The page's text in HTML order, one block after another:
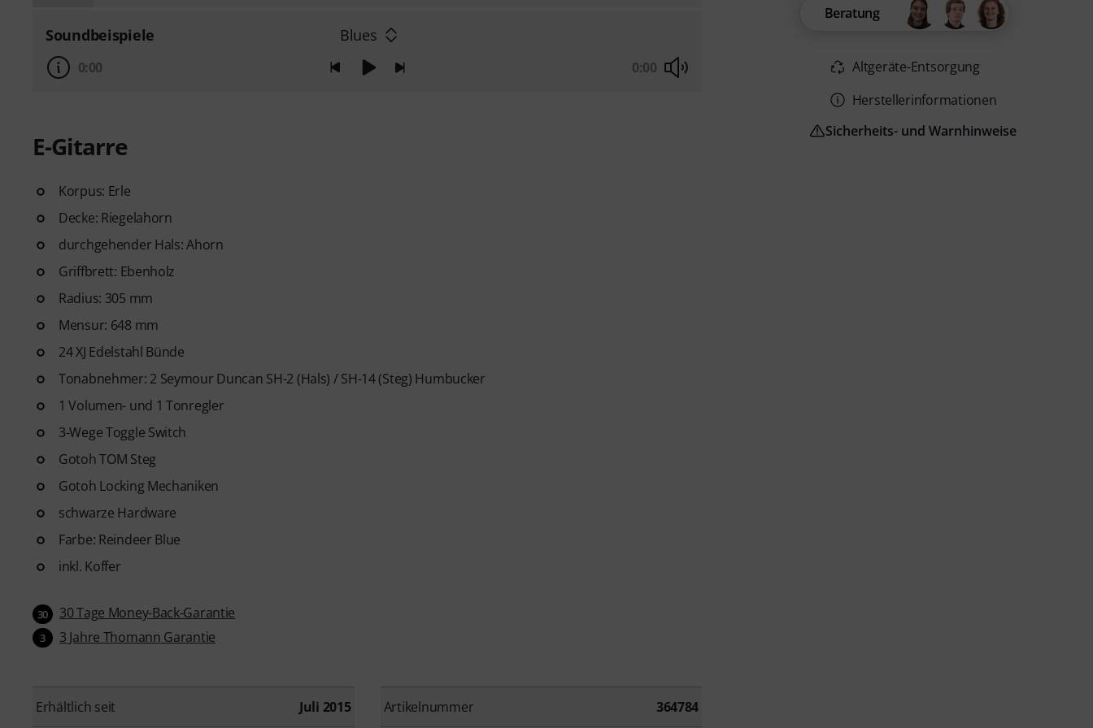
Soundbeispiele Blues
0:00 0:00
E-Gitarre
Korpus: Erle
Decke: Riegelahorn
durchgehender Hals: Ahorn
Griffbrett: Ebenholz
Radius: 305 mm
Mensur: 648 mm
24 XJ Edelstahl Bünde
Tonabnehmer: 2 Seymour Duncan SH-2 (Hals) / SH-14 (Steg) Humbucker
1 Volumen- und 1 Tonregler
3-Wege Toggle Switch
Gotoh TOM Steg
Gotoh Locking Mechaniken
schwarze Hardware
Farbe: Reindeer Blue
inkl. Koffer
30 30 Tage Money-Back-Garantie
3 3 Jahre Thomann Garantie
Erhältlich seit Juli 2015 Artikelnummer 364784
Beratung
Altgeräte-Entsorgung
Herstellerinformationen
Sicherheits- und Warnhinweise